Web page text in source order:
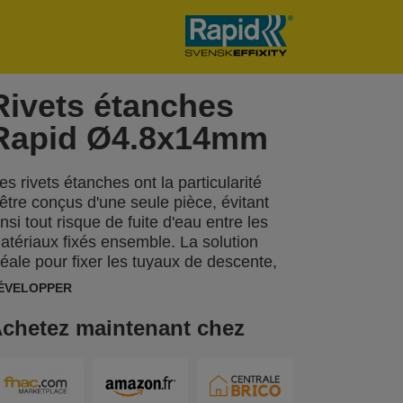
étanches
Ø4.8x14mm
rivets étanches ont la particularité
conçus d'une seule pièce, évitant
tout risque de fuite d'eau entre les
fixés ensemble. La solution
pour fixer les tuyaux de descente,
gouttières, les matériaux de toitures,
comme la réparation d'un
de jardin. Un Foret à la bonne taille
maintenant chez